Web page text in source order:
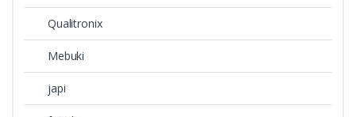
Qualitronix
Mebuki
japi